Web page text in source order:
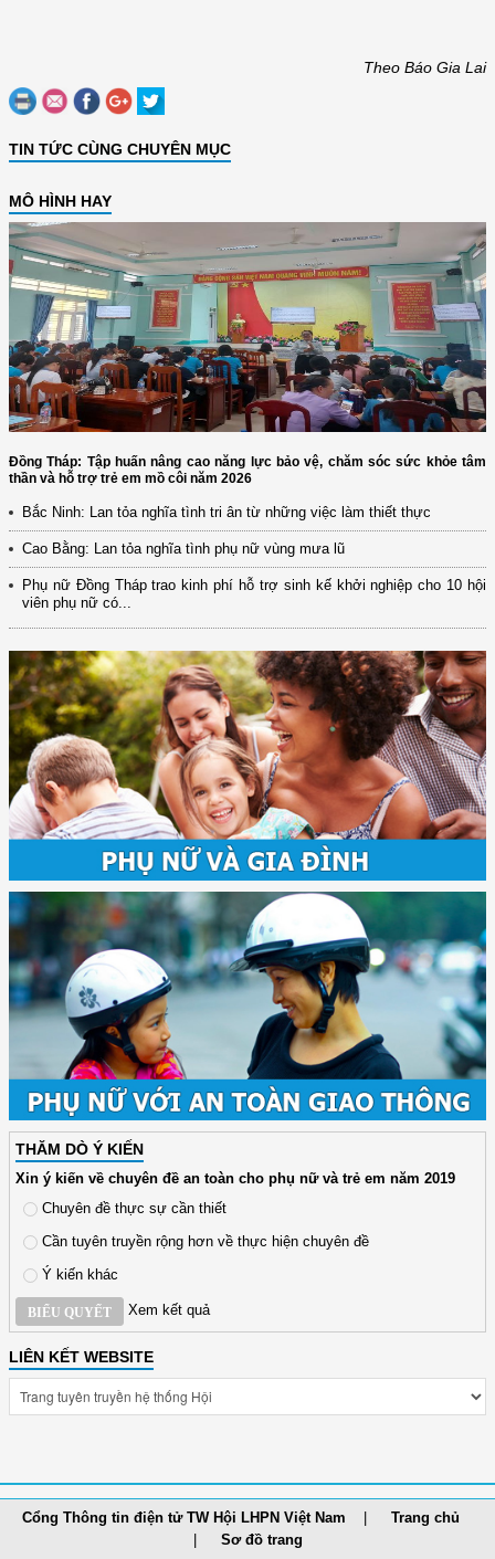
Theo Báo Gia Lai
TIN TỨC CÙNG CHUYÊN MỤC
MÔ HÌNH HAY
Đồng Tháp: Tập huấn nâng cao năng lực bảo vệ, chăm sóc sức khỏe tâm
thần và hỗ trợ trẻ em mồ côi năm 2026
Bắc Ninh: Lan tỏa nghĩa tình tri ân từ những việc làm thiết thực
Cao Bằng: Lan tỏa nghĩa tình phụ nữ vùng mưa lũ
Phụ nữ Đồng Tháp trao kinh phí hỗ trợ sinh kế khởi nghiệp cho 10 hội
viên phụ nữ có...
THĂM DÒ Ý KIẾN
Xin ý kiến về chuyên đề an toàn cho phụ nữ và trẻ em năm 2019
Chuyên đề thực sự cần thiết
Cần tuyên truyền rộng hơn về thực hiện chuyên đề
Ý kiến khác
BIỂU QUYẾT Xem kết quả
LIÊN KẾT WEBSITE
Cổng Thông tin điện tử TW Hội LHPN Việt Nam
Trang chủ
Sơ đồ trang